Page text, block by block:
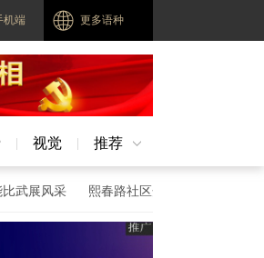
机端 更多语种
视觉 推荐
采 熙春路社区开展“人人讲安全、个个会